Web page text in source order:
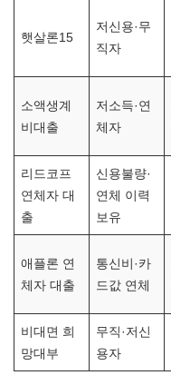
햇살론15
저신용·무
직자
소액생계
비대출
저소득·연
체자
리드코프
연체자 대
출
신용불량·
연체 이력
보유
애플론 연
체자 대출
통신비·카
드값 연체
비대면 희
망대부
무직·저신
용자